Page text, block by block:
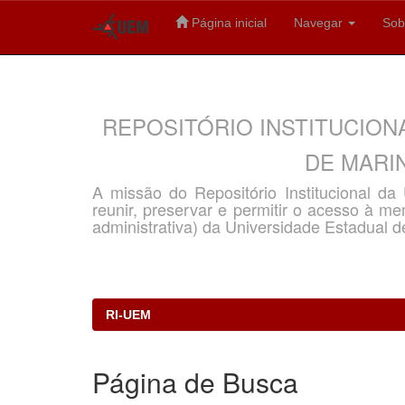
Página inicial Navegar
REPOSITÓRIO
DE
A missão do Repositório Institucional
reunir, preservar e permitir o acesso à
administrativa) da Universidade Estadual
RI-UEM
Página de Busca